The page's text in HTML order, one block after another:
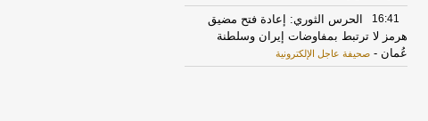
16:41
الحرس الثوري: إعادة فتح مضيق
هرمز لا ترتبط بمفاوضات إيران وسلطنة
عُمان - صحيفة عاجل الإلكترونية